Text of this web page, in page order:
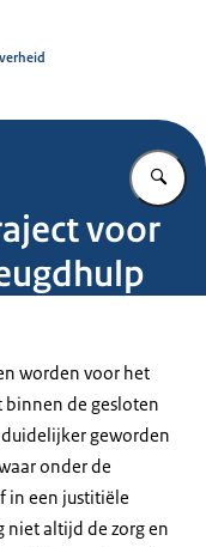
voor
worden voor het
binnen de gesloten
geworden
onder de
in een justitiële
niet altijd de zorg en